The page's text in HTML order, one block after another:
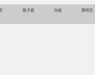
詹子君 孙娅 黄明杰